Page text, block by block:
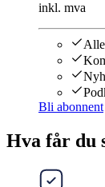
inkl. mva
Bli abonnent
Hva får du